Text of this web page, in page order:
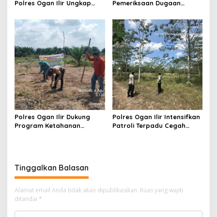
Polres Ogan Ilir Ungkap
dengan Pemberatan, Satu
Terduga Pelaku Diamankan
Pemeriksaan Dugaan
Sertifikasi Guru, Minta
Proses Berjalan
Transparan
Polres Ogan Ilir Dukung
Program Ketahanan
Polres Ogan Ilir Intensifkan
Patroli Terpadu Cegah
Tinggalkan Balasan
Alamat email Anda tidak akan dipublikasikan. Ruas yang wajib
ditandai *